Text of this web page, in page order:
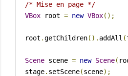
/* Mise en page */
VBox root = new VBox();
  root
.getChildren(). addAll (
Scene scene = new Scene(
  stage
. setScene(scene);